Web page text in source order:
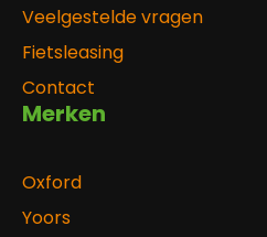
Veelgestelde vragen
Fietsleasing
Contact
Merken
Oxford
Yoors